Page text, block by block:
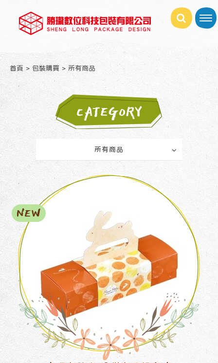
首頁 包裝購買 所有商品
CATEGORY
所有商品
NEW